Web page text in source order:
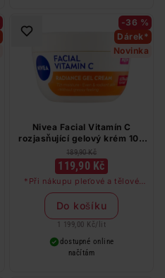
-36 %
Dárek*
Novinka
Nivea Facial Vitamín C
rozjasňující gelový krém 100
ml
189,90 Kč
119,90 Kč
*Při nákupu pleťové a tělové
péče značky Nivea a Labello v
hodnotě nad 249 Kč dostanete
odličovač očí zdarma
Do košíku
1 199,00 Kč/ lit
dostupné online
načítám